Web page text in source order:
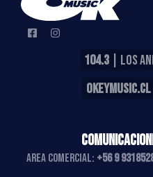
104.3 | LOS
OKEYMUSIC.CL
AREA COMERCIAL: +56 9